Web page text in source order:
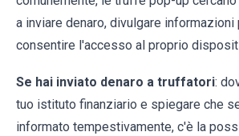
a inviare denaro, divulgare informazioni
consentire l'accesso al proprio
Se hai inviato denaro a truffatori:
tuo istituto finanziario e spiegare che
informato tempestivamente, c'è la